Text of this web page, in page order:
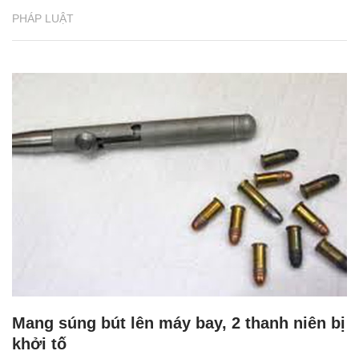
PHÁP LUẬT
Mang súng bút lên máy bay, 2 thanh niên bị
khởi tố